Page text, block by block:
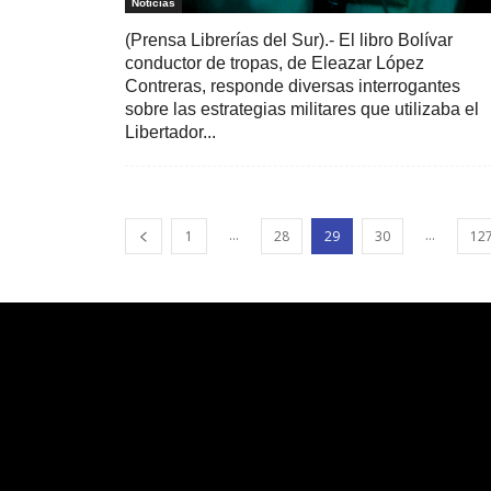
Noticias
(Prensa Librerías del Sur).- El libro Bolívar
conductor de tropas, de Eleazar López
Contreras, responde diversas interrogantes
sobre las estrategias militares que utilizaba el
Libertador...
1 ... 28 29 30 ...